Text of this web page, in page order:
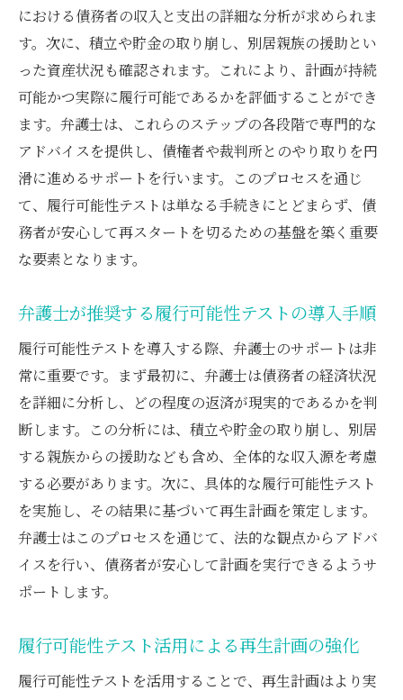
における債務者の収入と支出の詳細な分析が求められま
す。次に、積立や貯金の取り崩し、別居親族の援助とい
った資産状況も確認されます。これにより、計画が持続
可能かつ実際に履行可能であるかを評価することができ
ます。弁護士は、これらのステップの各段階で専門的な
アドバイスを提供し、債権者や裁判所とのやり取りを円
滑に進めるサポートを行います。このプロセスを通じ
て、履行可能性テストは単なる手続きにとどまらず、債
務者が安心して再スタートを切るための基盤を築く重要
な要素となります。
弁護士が推奨する履行可能性テストの導入手順
履行可能性テストを導入する際、弁護士のサポートは非
常に重要です。まず最初に、弁護士は債務者の経済状況
を詳細に分析し、どの程度の返済が現実的であるかを判
断します。この分析には、積立や貯金の取り崩し、別居
する親族からの援助なども含め、全体的な収入源を考慮
する必要があります。次に、具体的な履行可能性テスト
を実施し、その結果に基づいて再生計画を策定します。
弁護士はこのプロセスを通じて、法的な観点からアドバ
イスを行い、債務者が安心して計画を実行できるようサ
ポートします。
履行可能性テスト活用による再生計画の強化
履行可能性テストを活用することで、再生計画はより実